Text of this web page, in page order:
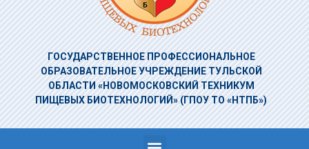
ГОСУДАРСТВЕННОЕ ПРОФЕССИОНАЛЬНОЕ
ОБРАЗОВАТЕЛЬНОЕ УЧРЕЖДЕНИЕТУЛЬСКОЙ
ОБЛАСТИ «НОВОМОСКОВСКИЙ ТЕХНИКУМ
ПИЩЕВЫХ БИОТЕХНОЛОГИЙ» (ГПОУ ТО «НТПБ»)